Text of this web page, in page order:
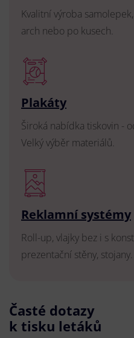
Kvalitní výroba
arch nebo po kusech.
Plakáty
Široká nabídka tiskovin -
Velký výběr materiálů.
Reklamní systémy
Roll-up, vlajky bez i s
prezentační stěny, stojany.
Časté dotazy
k tisku letáků